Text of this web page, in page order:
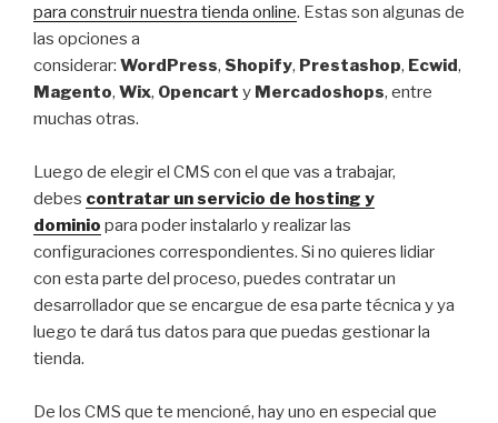
para construir nuestra tienda online. Estas son algunas de
las opciones a
considerar: WordPress, Shopify, Prestashop, Ecwid,
Magento, Wix, Opencart y Mercadoshops, entre
muchas otras.
Luego de elegir el CMS con el que vas a trabajar,
debes contratar un servicio de hosting y
dominio para poder instalarlo y realizar las
configuraciones correspondientes. Si no quieres lidiar
con esta parte del proceso, puedes contratar un
desarrollador que se encargue de esa parte técnica y ya
luego te dará tus datos para que puedas gestionar la
tienda.
De los CMS que te mencioné, hay uno en especial que